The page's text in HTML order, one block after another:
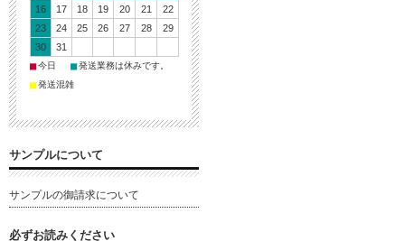
16
17 18 19 20 21
22
23
24 25 26 27 28
29
30
31
■今日 ■発送業務は休みです。
■発送混雑
サンプルについて
サンプルの御請求について
必ずお読みください